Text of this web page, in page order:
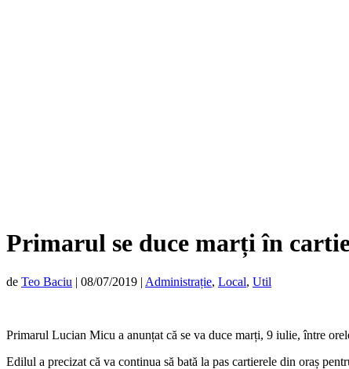
Primarul se duce marți în
de Teo Baciu | 08/07/2019 | Administrație, Local, Util
Primarul Lucian Micu a anunțat că se va duce marți, 9 iulie, între
Edilul a precizat că va continua să bată la pas cartierele din oraș